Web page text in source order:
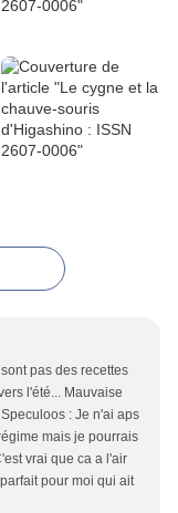
pas des recettes
l'été... Mauvaise
: Je n'ai aps
mais je pourrais
vrai que ca a l'air
pour moi qui ait